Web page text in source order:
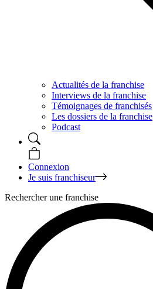
Actualités de la franchise
Interviews de la franchise
Témoignages de franchisés
Les dossiers de la franchise
Podcast
Connexion
Je suis franchiseur
Rechercher une franchise